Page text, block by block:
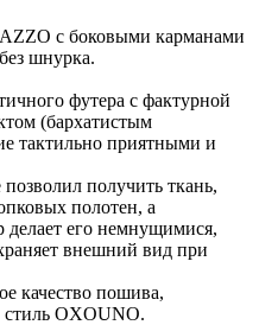
c боковыми карманами
шнурка.
футера с фактурной
(бархатистым
тактильно приятными и
получить ткань,
полотен, а
делает его немнущимися,
внешний вид при
качество пошива,
стиль OXOUNO.